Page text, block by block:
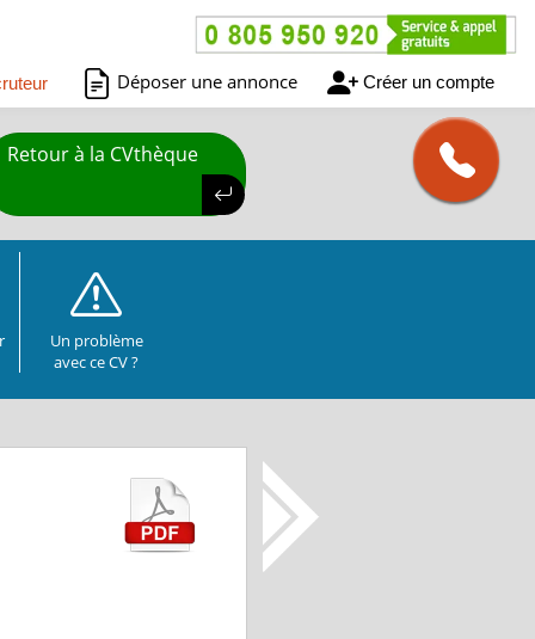
Déposer une annonce Créer un compte
Retour à la CVthèque
Un problème
avec ce CV ?